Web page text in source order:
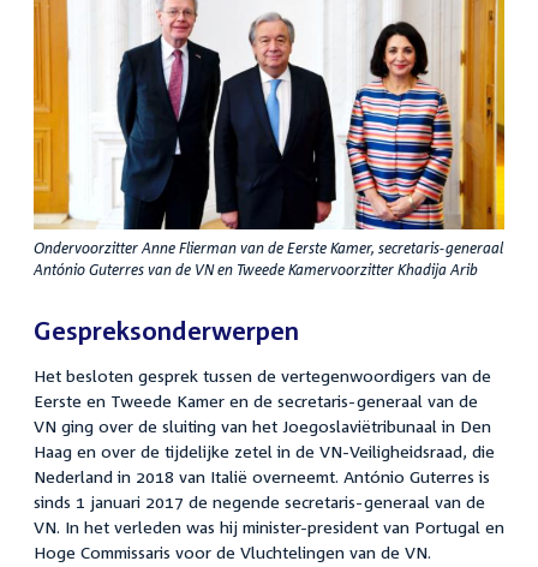
Ondervoorzitter Anne Flierman van de Eerste Kamer, secretaris-generaal
António Guterres van de VN en Tweede Kamervoorzitter Khadija Arib
Gespreksonderwerpen
Het besloten gesprek tussen de vertegenwoordigers van de
Eerste en Tweede Kamer en de secretaris-generaal van de
VN ging over de sluiting van het Joegoslaviëtribunaal in Den
Haag en over de tijdelijke zetel in de VN-Veiligheidsraad, die
Nederland in 2018 van Italië overneemt. António Guterres is
sinds 1 januari 2017 de negende secretaris-generaal van de
VN. In het verleden was hij minister-president van Portugal en
Hoge Commissaris voor de Vluchtelingen van de VN.